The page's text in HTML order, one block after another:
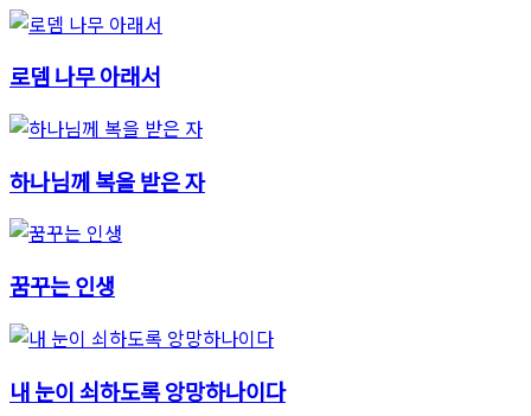
로뎀 나무 아래서
하나님께 복을 받은 자
꿈꾸는 인생
내 눈이 쇠하도록 앙망하나이다